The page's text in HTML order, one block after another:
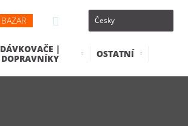
BAZAR
DÁVKOVAČE |
DOPRAVNÍKY
OSTATNÍ